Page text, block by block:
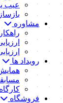
عیب
مشاوره
رویداد ها
فروشگاه